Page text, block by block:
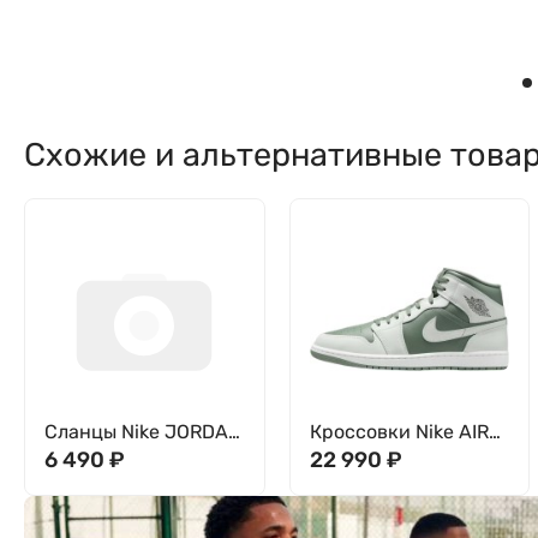
Схожие и альтернативные
Сланцы Nike JORDAN
FRANCHISE SLIDE
6 490 ₽
Кроссовки Nike AIR
JORDAN 1 MID
22 990 ₽